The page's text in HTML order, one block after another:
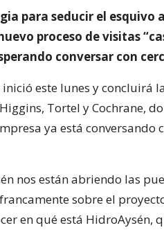
para seducir el esquivo
proceso de visitas
conversar con
este lunes y concluirá
Tortel y Cochrane,
ya está conversando
nos están abriendo las
sobre el
en qué está HidroAysén,